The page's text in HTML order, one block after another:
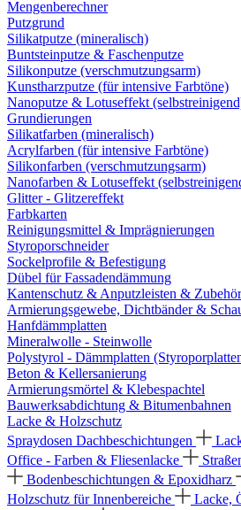
Mengenberechner
Putzgrund
Silikatputze (mineralisch)
Buntsteinputze & Faschenputze
Silikonputze (verschmutzungsarm)
Kunstharzputze (für intensive Farbtöne)
Nanoputze & Lotuseffekt
Grundierungen
Silikatfarben (mineralisch)
Acrylfarben (für intensive Farbtöne)
Silikonfarben (verschmutzungsarm)
Nanofarben & Lotuseffekt
Glitter - Glitzereffekt
Farbkarten
Reinigungsmittel & Imprägnierungen
Styroporschneider
Sockelprofile & Befestigung
Dübel für Fassadendämmung
Kantenschutz & Anputzleisten & Zubehör
Armierungsgewebe, Dichtbänder &
Hanfdämmplatten
Mineralwolle - Steinwolle
Polystyrol - Dämmplatten
Beton & Kellersanierung
Armierungsmörtel & Klebespachtel
Bauwerksabdichtung & Bitumenbahnen
Lacke & Holzschutz
Spraydosen Dachbeschichtungen
Office - Farben & Fliesenlacke
Bodenbeschichtungen & Epoxidharz
Holzschutz für Innenbereiche
Lacke,